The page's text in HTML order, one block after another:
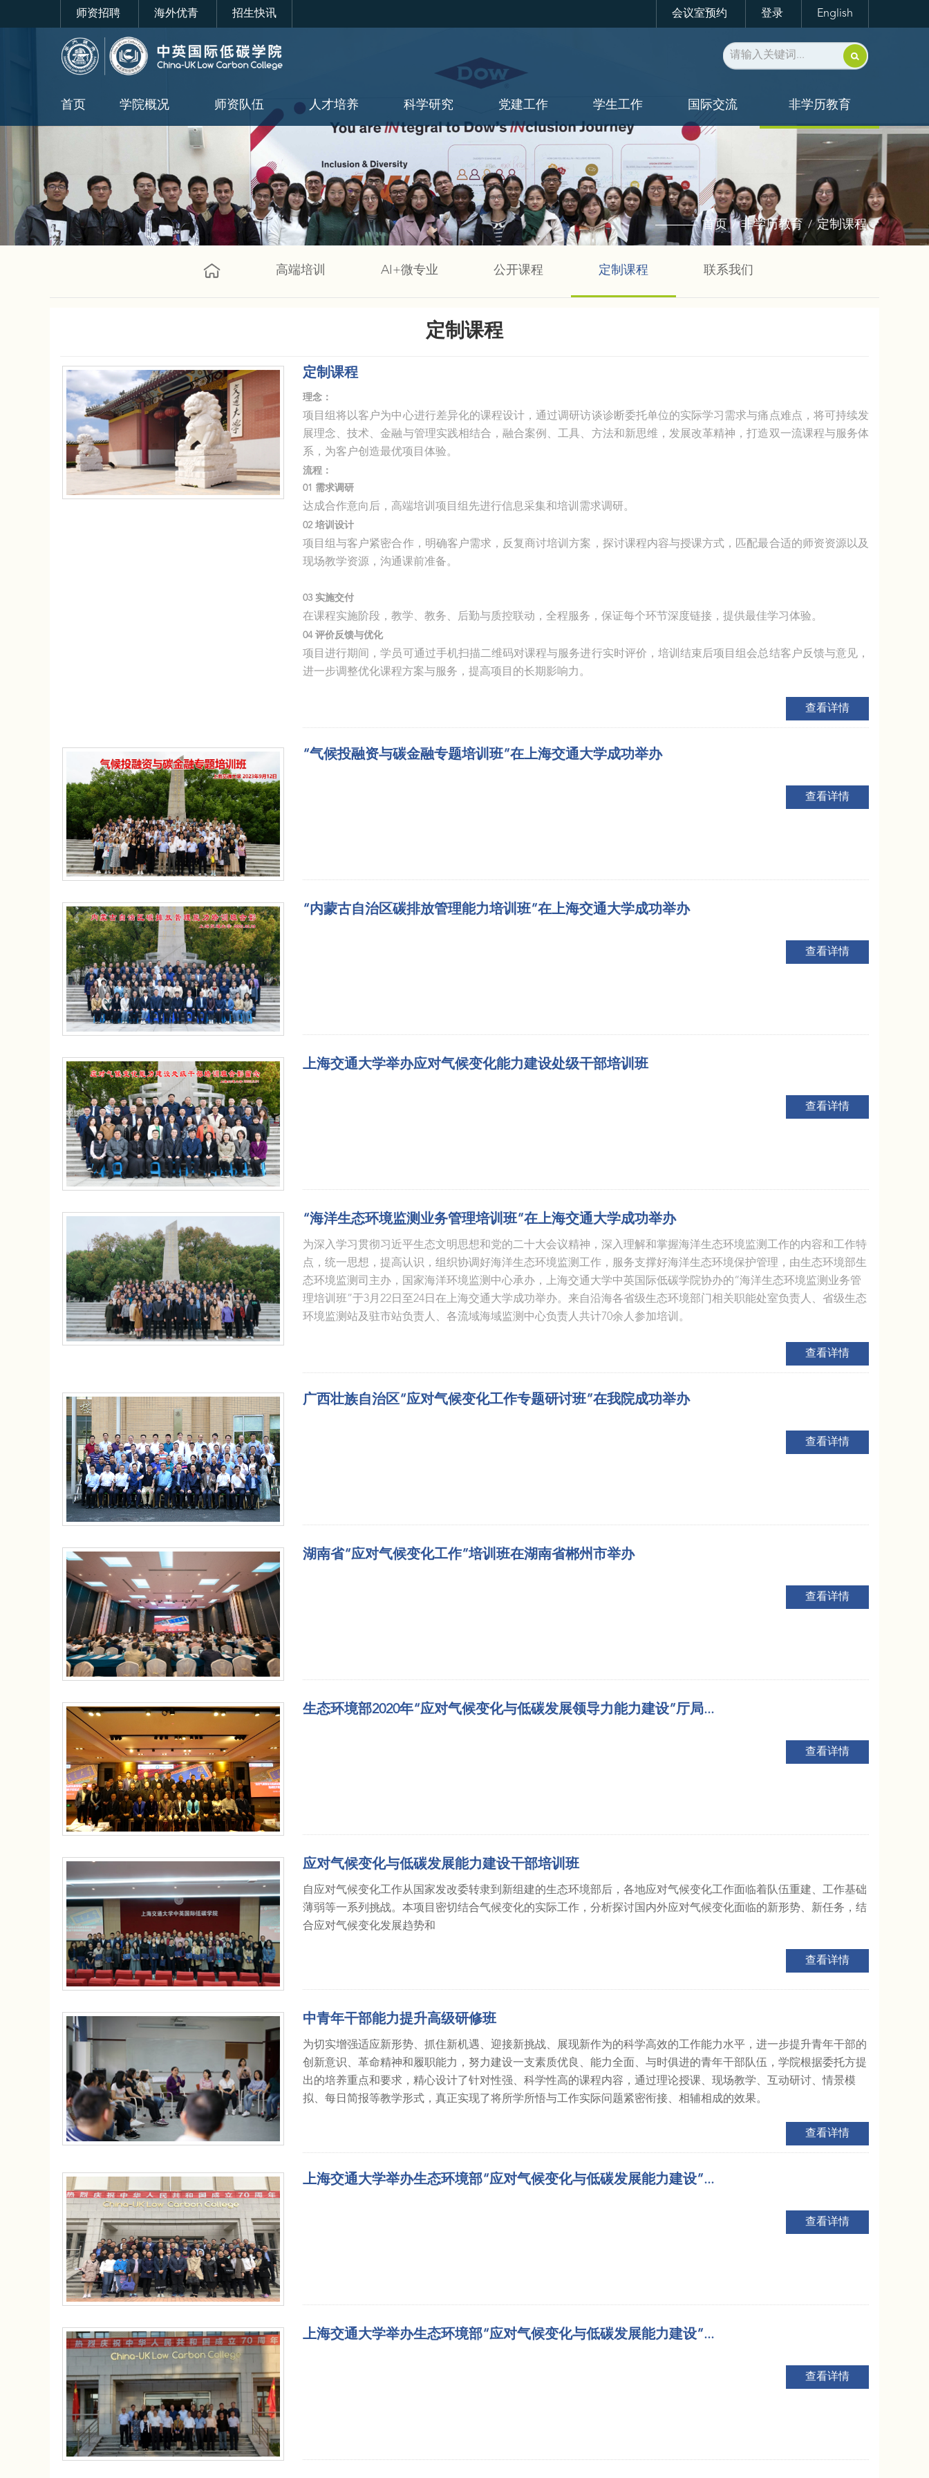
师资招聘 海外优青 招生快讯 会议室预约 登录 English
首页 学院概况 师资队伍 人才培养 科学研究 党建工作 学生工作 国际交流 非学历教育
首页 /非学历教育 /定制课程
高端培训 AI+微专业 公开课程 定制课程 联系我们
定制课程
定制课程
理念：
项目组将以客户为中心进行差异化的课程设计，通过调研访谈诊断委托单位的实际学习需求与痛点难点，将可持续发
展理念、技术、金融与管理实践相结合，融合案例、工具、方法和新思维，发展改革精神，打造双一流课程与服务体
系，为客户创造最优项目体验。
流程：
01 需求调研
达成合作意向后，高端培训项目组先进行信息采集和培训需求调研。
02 培训设计
项目组与客户紧密合作，明确客户需求，反复商讨培训方案，探讨课程内容与授课方式，匹配最合适的师资资源以及
现场教学资源，沟通课前准备。
03 实施交付
在课程实施阶段，教学、教务、后勤与质控联动，全程服务，保证每个环节深度链接，提供最佳学习体验。
04 评价反馈与优化
项目进行期间，学员可通过手机扫描二维码对课程与服务进行实时评价，培训结束后项目组会总结客户反馈与意见，
进一步调整优化课程方案与服务，提高项目的长期影响力。
查看详情
“气候投融资与碳金融专题培训班”在上海交通大学成功举办
查看详情
“内蒙古自治区碳排放管理能力培训班”在上海交通大学成功举办
查看详情
上海交通大学举办应对气候变化能力建设处级干部培训班
查看详情
“海洋生态环境监测业务管理培训班”在上海交通大学成功举办
为深入学习贯彻习近平生态文明思想和党的二十大会议精神，深入理解和掌握海洋生态环境监测工作的内容和工作特
点，统一思想，提高认识，组织协调好海洋生态环境监测工作，服务支撑好海洋生态环境保护管理，由生态环境部生
态环境监测司主办，国家海洋环境监测中心承办，上海交通大学中英国际低碳学院协办的“海洋生态环境监测业务管
理培训班”于3月22日至24日在上海交通大学成功举办。来自沿海各省级生态环境部门相关职能处室负责人、省级生态
环境监测站及驻市站负责人、各流域海域监测中心负责人共计70余人参加培训。
查看详情
广西壮族自治区“应对气候变化工作专题研讨班”在我院成功举办
查看详情
湖南省“应对气候变化工作”培训班在湖南省郴州市举办
查看详情
生态环境部2020年“应对气候变化与低碳发展领导力能力建设”厅局...
查看详情
应对气候变化与低碳发展能力建设干部培训班
自应对气候变化工作从国家发改委转隶到新组建的生态环境部后，各地应对气候变化工作面临着队伍重建、工作基础
薄弱等一系列挑战。本项目密切结合气候变化的实际工作，分析探讨国内外应对气候变化面临的新形势、新任务，结
合应对气候变化发展趋势和
查看详情
中青年干部能力提升高级研修班
为切实增强适应新形势、抓住新机遇、迎接新挑战、展现新作为的科学高效的工作能力水平，进一步提升青年干部的
创新意识、革命精神和履职能力，努力建设一支素质优良、能力全面、与时俱进的青年干部队伍，学院根据委托方提
出的培养重点和要求，精心设计了针对性强、科学性高的课程内容，通过理论授课、现场教学、互动研讨、情景模
拟、每日简报等教学形式，真正实现了将所学所悟与工作实际问题紧密衔接、相辅相成的效果。
查看详情
上海交通大学举办生态环境部“应对气候变化与低碳发展能力建设”...
查看详情
上海交通大学举办生态环境部“应对气候变化与低碳发展能力建设”...
查看详情